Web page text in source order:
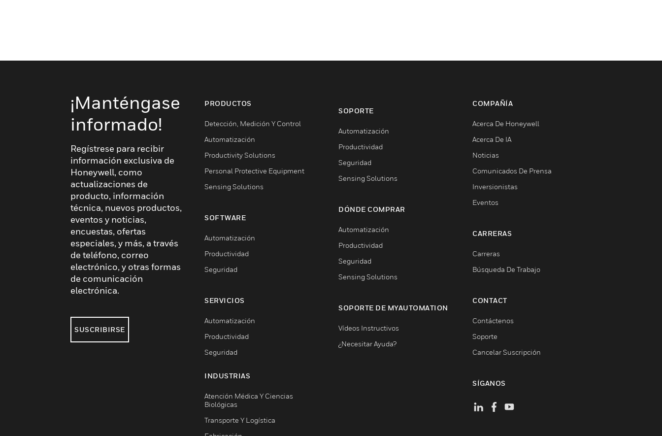
¡Manténgase
informado!
Regístrese para recibir
información exclusiva de
Honeywell, como
actualizaciones de
producto, información
técnica, nuevos productos,
eventos y noticias,
encuestas, ofertas
especiales, y más, a través
de teléfono, correo
electrónico, y otras formas
de comunicación
electrónica.
SUSCRIBIRSE
PRODUCTOS
Detección, Medición Y Control
Automatización
Productivity Solutions
Personal Protective Equipment
Sensing Solutions
SOFTWARE
Automatización
Productividad
Seguridad
SERVICIOS
Automatización
Productividad
Seguridad
INDUSTRIAS
Atención Médica Y Ciencias
Biológicas
Transporte Y Logística
SOPORTE
Automatización
Productividad
Seguridad
Sensing Solutions
DÓNDE COMPRAR
Automatización
Productividad
Seguridad
Sensing Solutions
SOPORTE DE MYAUTOMATION
Vídeos Instructivos
¿Necesitar Ayuda?
COMPAÑÍA
Acerca De Honeywell
Acerca De IA
Noticias
Comunicados De Prensa
Inversionistas
Eventos
CARRERAS
Carreras
Búsqueda De Trabajo
CONTACT
Contáctenos
Soporte
Cancelar Suscripción
SÍGANOS